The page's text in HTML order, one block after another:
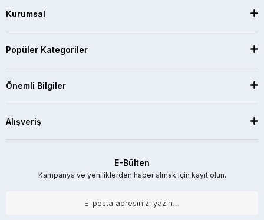
Kurumsal
Popüler Kategoriler
Önemli Bilgiler
Alışveriş
E-Bülten
Kampanya ve yeniliklerden haber almak için kayıt olun.